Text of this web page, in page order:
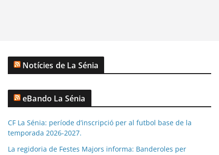
Notícies de La Sénia
eBando La Sénia
CF La Sénia: període d’inscripció per al futbol base de la
temporada 2026-2027.
La regidoria de Festes Majors informa: Banderoles per